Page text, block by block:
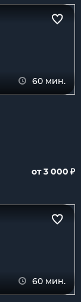
60 мин.
от 3 000 ₽
60 мин.